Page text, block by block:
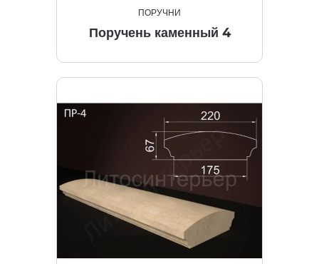
ПОРУЧНИ
Поручень каменный 4